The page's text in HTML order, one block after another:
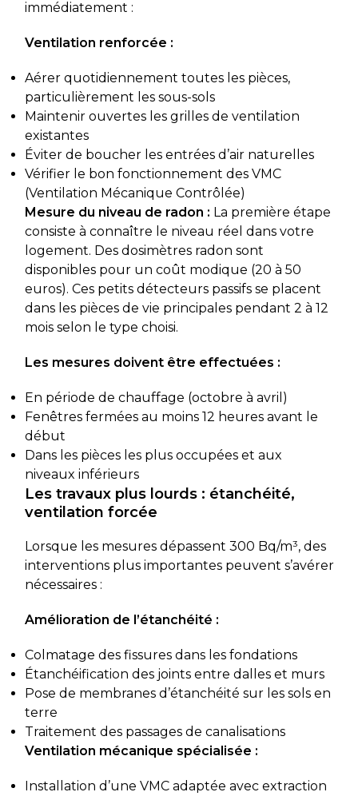
immédiatement :
Ventilation renforcée :
Aérer quotidiennement toutes les pièces,
particulièrement les sous-sols
Maintenir ouvertes les grilles de ventilation
existantes
Éviter de boucher les entrées d’air naturelles
Vérifier le bon fonctionnement des VMC
(Ventilation Mécanique Contrôlée)
Mesure du niveau de radon : La première étape
consiste à connaître le niveau réel dans votre
logement. Des dosimètres radon sont
disponibles pour un coût modique (20 à 50
euros). Ces petits détecteurs passifs se placent
dans les pièces de vie principales pendant 2 à 12
mois selon le type choisi.
Les mesures doivent être effectuées :
En période de chauffage (octobre à avril)
Fenêtres fermées au moins 12 heures avant le
début
Dans les pièces les plus occupées et aux
niveaux inférieurs
Les travaux plus lourds : étanchéité,
ventilation forcée
Lorsque les mesures dépassent 300 Bq/m³, des
interventions plus importantes peuvent s’avérer
nécessaires :
Amélioration de l’étanchéité :
Colmatage des fissures dans les fondations
Étanchéification des joints entre dalles et murs
Pose de membranes d’étanchéité sur les sols en
terre
Traitement des passages de canalisations
Ventilation mécanique spécialisée :
Installation d’une VMC adaptée avec extraction